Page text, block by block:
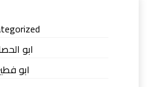
ابو
ابو